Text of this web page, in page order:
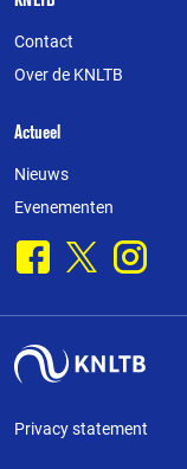
Contact
Over de KNLTB
Actueel
Nieuws
Evenementen
Facebook
X Instagram
Privacy statement